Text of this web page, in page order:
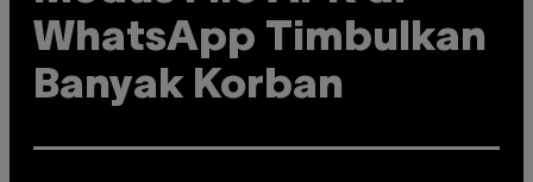
WhatsApp Timbulkan
Banyak Korban